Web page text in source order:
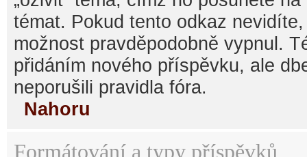
témat. Pokud tento odkaz
možnost pravděpodobně vypnul.
přidáním nového příspěvku, ale
neporušili pravidla fóra.
Nahoru
Formátování a typy příspěvků